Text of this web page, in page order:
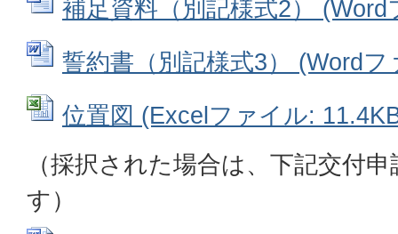
補足資料（別記様式2）
誓約書（別記様式3） (Word
位置図 (Excelファイル:
（採択された場合は、下記交付
す）